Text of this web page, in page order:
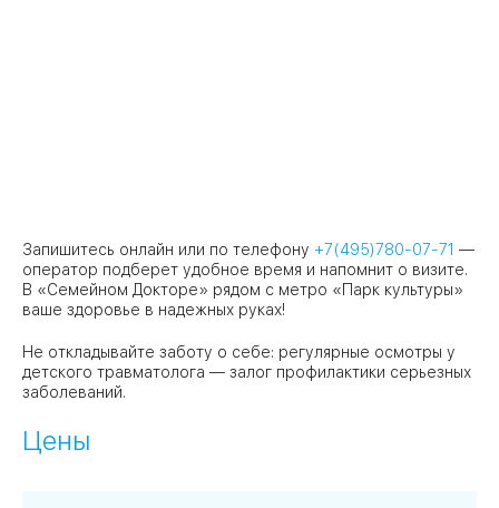
Запишитесь онлайн или по телефону +7(495)780-07-71 —
оператор подберет удобное время и напомнит о визите.
В «Семейном Докторе» рядом с метро «Парк культуры»
ваше здоровье в надежных руках!
Не откладывайте заботу о себе: регулярные осмотры у
детского травматолога — залог профилактики серьезных
заболеваний.
Цены